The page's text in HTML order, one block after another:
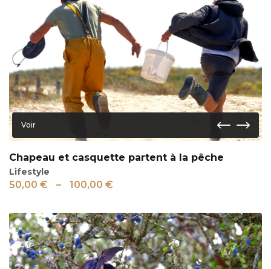
Voir
Chapeau et casquette partent à la pêche
Lifestyle
50,00 € – 100,00 €